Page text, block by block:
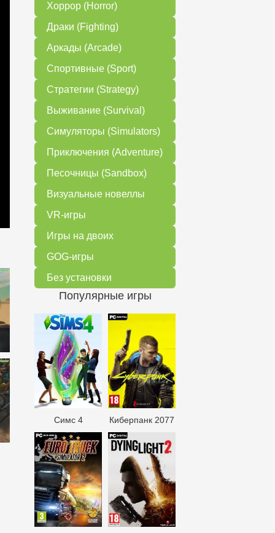
Хоррор (Horror)
Драки (Fighting)
Аркады (Arcade)
Спортивные (Sport)
Стратегии (Strategy)
Выживание (Survival)
Симуляторы (Simulators)
Приключения (Adventure)
Песочницы (Sandbox)
Визуальные новеллы
VR-игры
Игры на двоих
GOG-игры
Без установки
Популярные игры
Симс 4 Киберпанк 2077